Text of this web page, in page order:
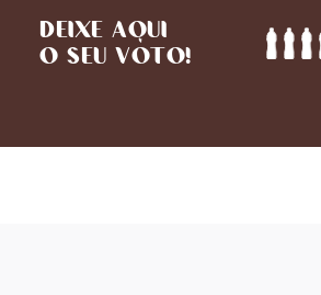
DEIXE AQUI
O SEU VOTO!